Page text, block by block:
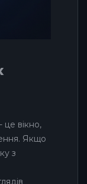
це вікно,
Якщо
з